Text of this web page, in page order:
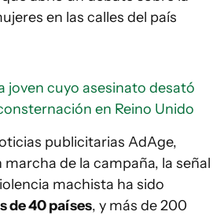
en las calles del país
joven cuyo asesinato desató
en Reino Unido
publicitarias AdAge,
de la campaña, la señal
machista ha sido
de 40 países, y más de 200